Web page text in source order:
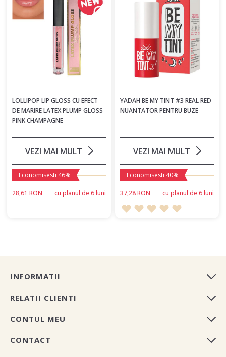
LOLLIPOP LIP GLOSS CU EFECT
DE MARIRE LATEX PLUMP GLOSS
PINK CHAMPAGNE
VEZI MAI MULT
Economisesti 46%
28,61 RON сu planul de 6 luni
YADAH BE MY TINT #3 REAL RED
NUANTATOR PENTRU BUZE
VEZI MAI MULT
Economisesti 40%
37,28 RON сu planul de 6 luni
INFORMATII
RELATII CLIENTI
CONTUL MEU
CONTACT